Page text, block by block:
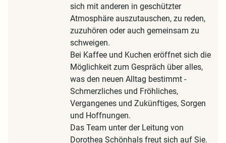
sich mit anderen in geschützter
Atmosphäre auszutauschen, zu reden,
zuzuhören oder auch gemeinsam zu
schweigen.
Bei Kaffee und Kuchen eröffnet sich die
Möglichkeit zum Gespräch über alles,
was den neuen Alltag bestimmt -
Schmerzliches und Fröhliches,
Vergangenes und Zukünftiges, Sorgen
und Hoffnungen.
Das Team unter der Leitung von
Dorothea Schönhals freut sich auf Sie.